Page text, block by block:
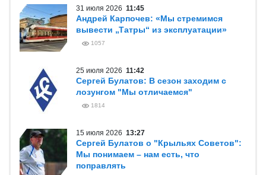
31 июля 2026 11:45
Андрей Карпочев: «Мы стремимся
вывести „Татры“ из эксплуатации»
1057
25 июля 2026 11:42
Сергей Булатов: В сезон заходим с
лозунгом "Мы отличаемся"
1814
15 июля 2026 13:27
Сергей Булатов о "Крыльях Советов":
Мы понимаем – нам есть, что
поправлять